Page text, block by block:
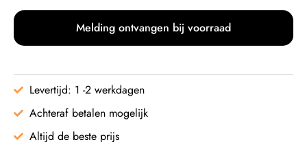
Melding ontvangen bij voorraad
Levertijd: 1 -2 werkdagen
Achteraf betalen mogelijk
Altijd de beste prijs